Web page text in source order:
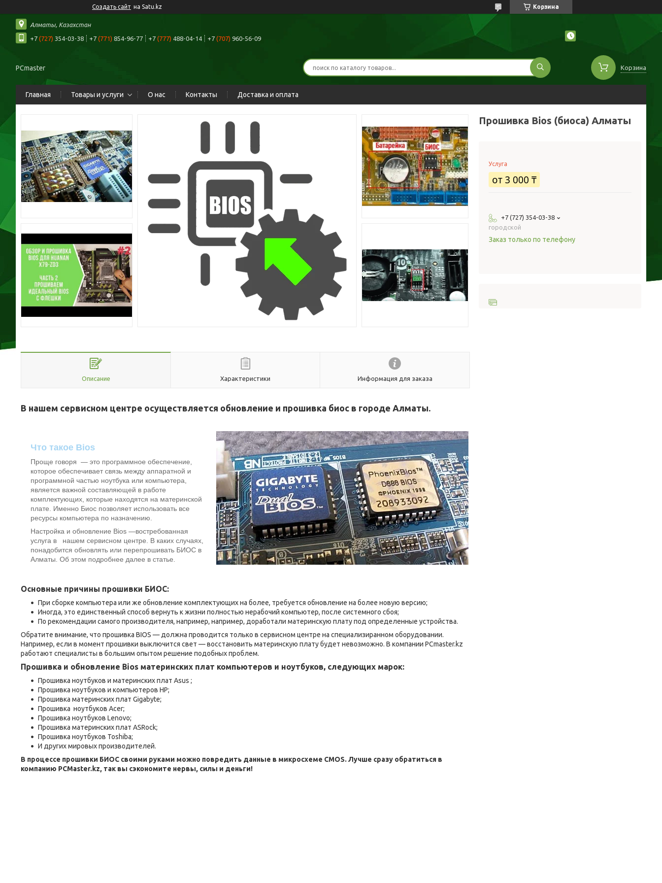
Создать сайт на Satu.kz Корзина
Алматы, Казахстан
+7 (727) 354-03-38 +7 (771) 854-96-77 +7 (777) 488-04-14 +7 (707) 960-56-09
PCmaster Корзина
Главная Товары и услуги О нас Контакты Доставка и оплата
Описание Характеристики Информация для заказа
В нашем сервисном центре осуществляется обновление и прошивка биос в городе Алматы.
Что такое Bios
Проще говоря — это программное обеспечение,
которое обеспечивает связь между аппаратной и
программной частью ноутбука или компьютера,
является важной составляющей в работе
комплектующих, которые находятся на материнской
плате. Именно Биос позволяет использовать все
ресурсы компьютера по назначению.
Настройка и обновление Bios —востребованная
услуга в нашем сервисном центре. В каких случаях,
понадобится обновлять или перепрошивать БИОС в
Алматы. Об этом подробнее далее в статье.
Основные причины прошивки БИОС:
При сборке компьютера или же обновление комплектующих на более, требуется обновление на более новую версию;
Иногда, это единственный способ вернуть к жизни полностью нерабочий компьютер, после системного сбоя;
По рекомендации самого производителя, например, например, доработали материнскую плату под определенные устройства.
Обратите внимание, что прошивка BIOS — должна проводится только в сервисном центре на специализиранном оборудовании.
Например, если в момент прошивки выключится свет — восстановить материнскую плату будет невозможно. В компании PCmaster.kz
работают специалисты в большим опытом решение подобных проблем.
Прошивка и обновление Bios материнских плат компьютеров и ноутбуков, следующих марок:
Прошивка ноутбуков и материнских плат Asus ;
Прошивка ноутбуков и компьютеров HP;
Прошивка материнских плат Gigabyte;
Прошивка ноутбуков Acer;
Прошивка ноутбуков Lenovo;
Прошивка материнских плат ASRock;
Прошивка ноутбуков Toshiba;
И других мировых производителей.
В процессе прошивки БИОС своими руками можно повредить данные в микросхеме CMOS. Лучше сразу обратиться в
компанию PCMaster.kz, так вы сэкономите нервы, силы и деньги!
Прошивка Bios (биоса) Алматы
Услуга
от3 000 ₸
+7 (727) 354-03-38
городской
Заказ только по телефону